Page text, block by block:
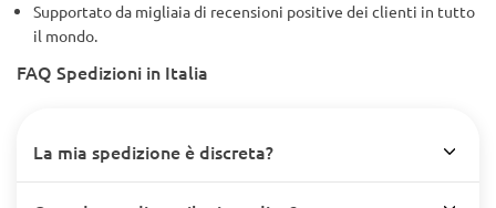
Supportato da migliaia di recensioni positive dei clienti in tutto
il mondo.
FAQ Spedizioni in Italia
La mia spedizione è discreta?